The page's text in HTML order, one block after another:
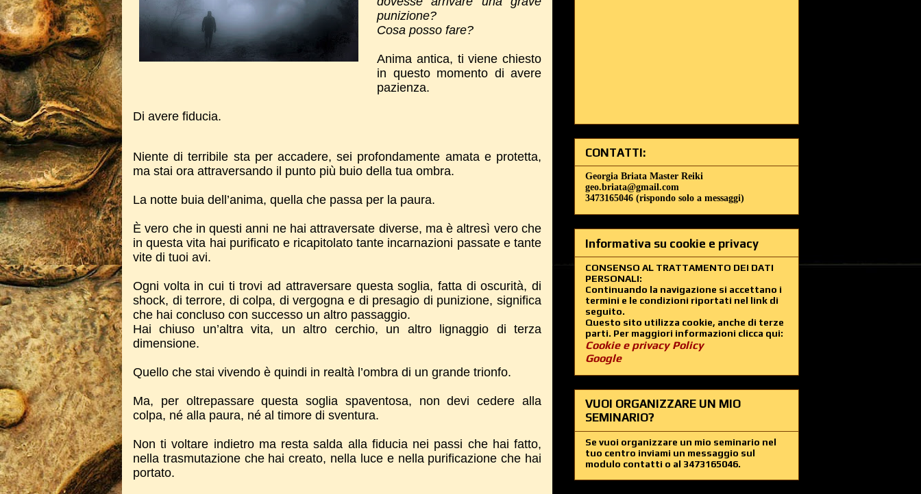
punizione?
Cosa posso fare?
Anima antica, ti viene chiesto
in questo momento di avere
pazienza.
Di avere fiducia.
Niente di terribile sta per accadere, sei profondamente amata e protetta,
ma stai ora attraversando il punto più buio della tua ombra.
La notte buia dell’anima, quella che passa per la paura.
È vero che in questi anni ne hai attraversate diverse, ma è altresì vero che
in questa vita hai purificato e ricapitolato tante incarnazioni passate e tante
vite di tuoi avi.
Ogni volta in cui ti trovi ad attraversare questa soglia, fatta di oscurità, di
shock, di terrore, di colpa, di vergogna e di presagio di punizione, significa
che hai concluso con successo un altro passaggio.
Hai chiuso un’altra vita, un altro cerchio, un altro lignaggio di terza
dimensione.
Quello che stai vivendo è quindi in realtà l’ombra di un grande trionfo.
Ma, per oltrepassare questa soglia spaventosa, non devi cedere alla
colpa, né alla paura, né al timore di sventura.
Non ti voltare indietro ma resta salda alla fiducia nei passi che hai fatto,
nella trasmutazione che hai creato, nella luce e nella purificazione che hai
portato.
CONTATTI:
Georgia Briata Master Reiki
geo.briata@gmail.com
3473165046 (rispondo solo a messaggi)
Informativa su cookie e privacy
CONSENSO AL TRATTAMENTO DEI DATI
PERSONALI:
Continuando la navigazione si accettano i
termini e le condizioni riportati nel link di
seguito.
Questo sito utilizza cookie, anche di terze
parti. Per maggiori informazioni clicca qui:
Cookie e privacy Policy
Google
VUOI ORGANIZZARE UN MIO
SEMINARIO?
Se vuoi organizzare un mio seminario nel
tuo centro inviami un messaggio sul
modulo contatti o al 3473165046.